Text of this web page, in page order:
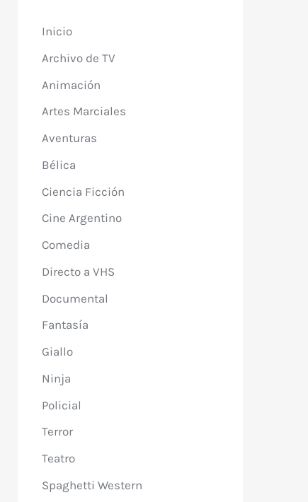
Inicio
Archivo de TV
Animación
Artes Marciales
Aventuras
Bélica
Ciencia Ficción
Cine Argentino
Comedia
Directo a VHS
Documental
Fantasía
Giallo
Ninja
Policial
Terror
Teatro
Spaghetti Western